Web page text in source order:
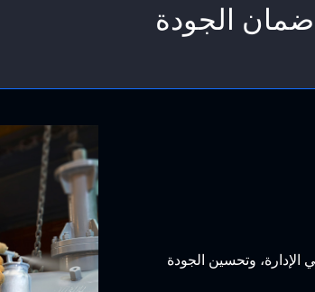
ضمان الجودة
الإدارة، وتحسين الجودة